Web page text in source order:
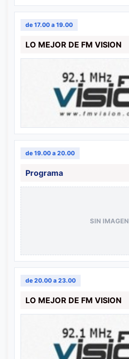
de 17.00 a 19.00
LO MEJOR DE FM VISION
de 19.00 a 20.00
Programa
SIN IMAGEN
de 20.00 a 23.00
LO MEJOR DE FM VISION